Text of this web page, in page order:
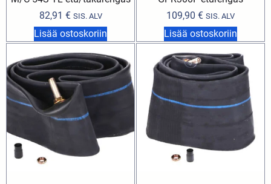
82,91 € SIS. ALV
Lisää ostoskoriin
109,90 € SIS. ALV
Lisää ostoskoriin